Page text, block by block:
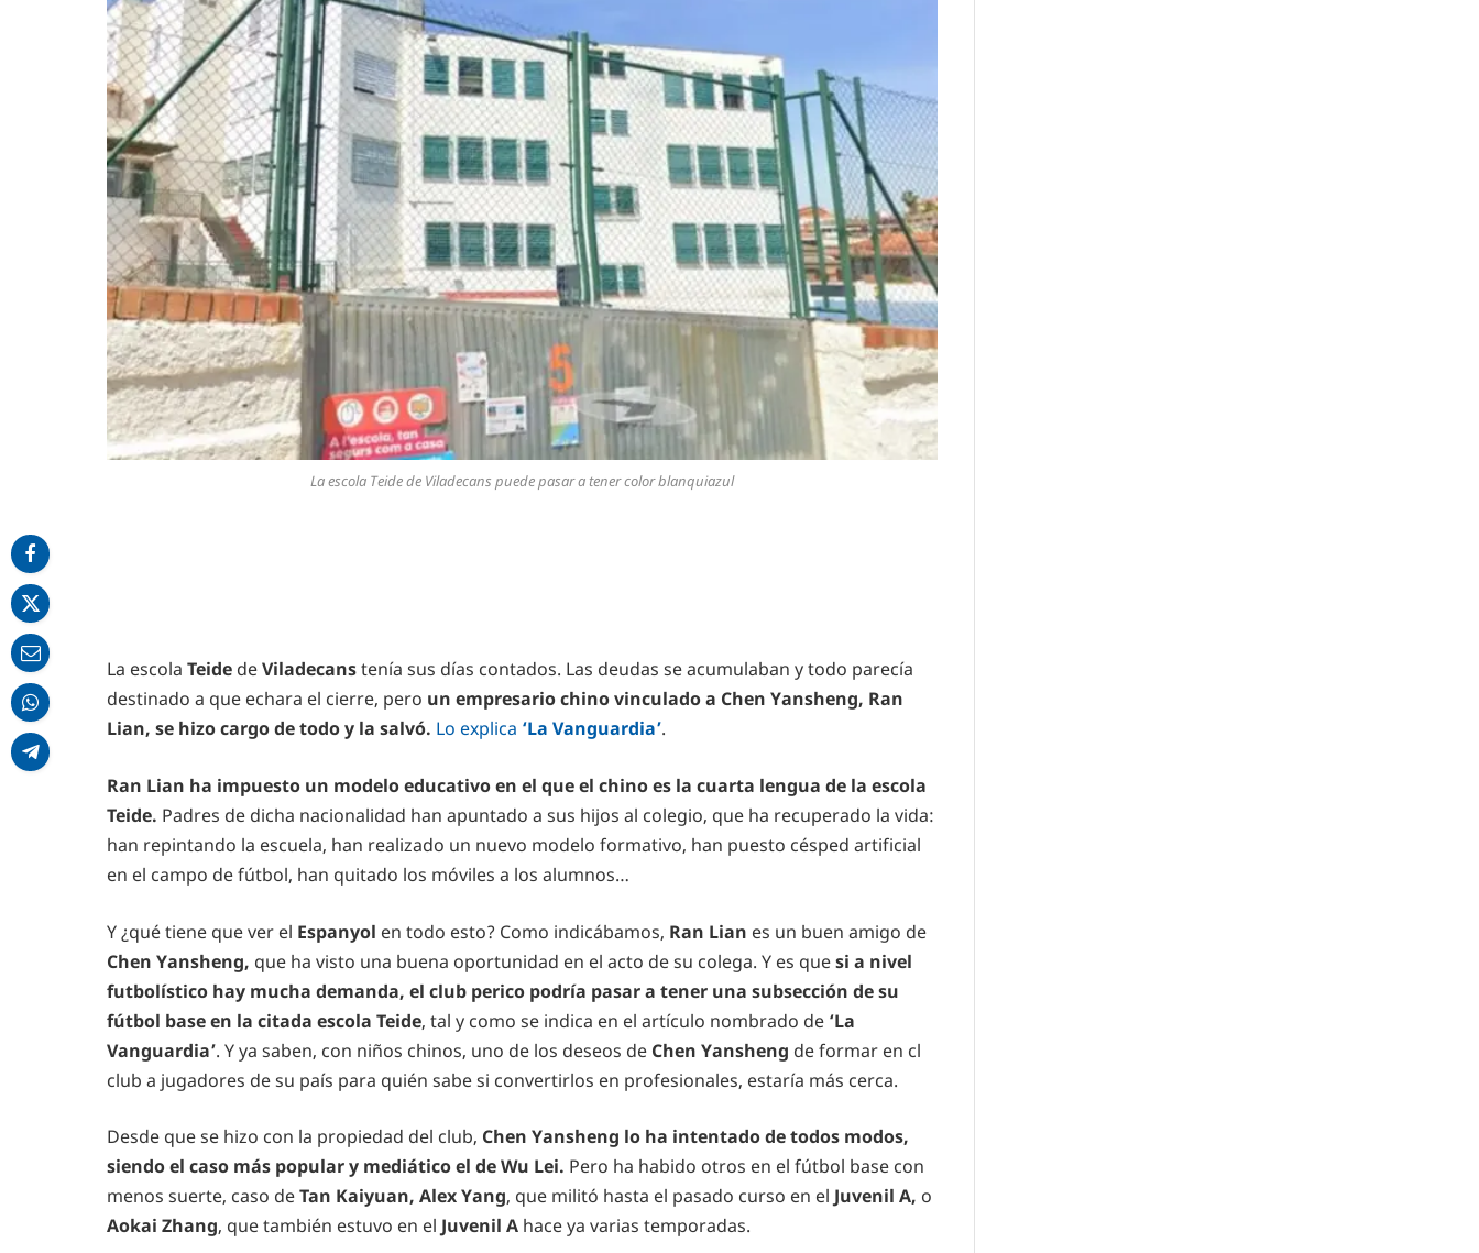
La escola Teide de Viladecans puede pasar a tener color blanquiazul
La escola Teide deViladecanstenía sus días contados. Las deudas se acumulaban y todo parecía
destinado a que echara el cierre, pero un empresario chino vinculado a Chen Yansheng, Ran
Lian, se hizo cargo de todo y la salvó. Lo explica ‘La Vanguardia’.
Ran Lian ha impuesto un modelo educativo en el que el chino es la cuarta lengua de la escola
Teide. Padres de dicha nacionalidad han apuntado a sus hijos al colegio, que ha recuperado la vida:
han repintando la escuela, han realizado un nuevo modelo formativo, han puesto césped artificial
en el campo de fútbol, han quitado los móviles a los alumnos…
Y ¿qué tiene que ver el Espanyol en todo esto? Como indicábamos, Ran Lian es un buen amigo de
Chen Yansheng, que ha visto una buena oportunidad en el acto de su colega. Y es quesi a nivel
futbolístico hay mucha demanda, el club perico podría pasar a tener una subsección de su
fútbol base en la citada escola Teide, tal y como se indica en el artículo nombrado de ‘La
Vanguardia’. Y ya saben, con niños chinos, uno de los deseos de Chen Yansheng de formar en cl
club a jugadores de su país para quién sabe si convertirlos en profesionales, estaría más cerca.
Desde que se hizo con la propiedad del club, Chen Yansheng lo ha intentado de todos modos,
siendo el caso más popular y mediático el de Wu Lei. Pero ha habido otros en el fútbol base con
menos suerte, caso deTan Kaiyuan, Alex Yang, que militó hasta el pasado curso en el Juvenil A, o
Aokai Zhang, que también estuvo en el Juvenil A hace ya varias temporadas.